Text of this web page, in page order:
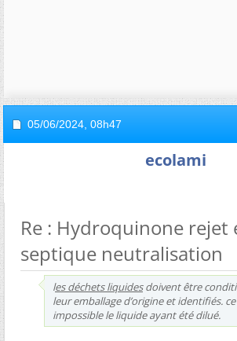
05/06/2024, 08h47
ecolami
Re : Hydroquinone rejet
septique neutralisation
les déchets liquidesdoivent être
leur emballage d’origine et identifiés.
impossible le liquide ayant été dilué.